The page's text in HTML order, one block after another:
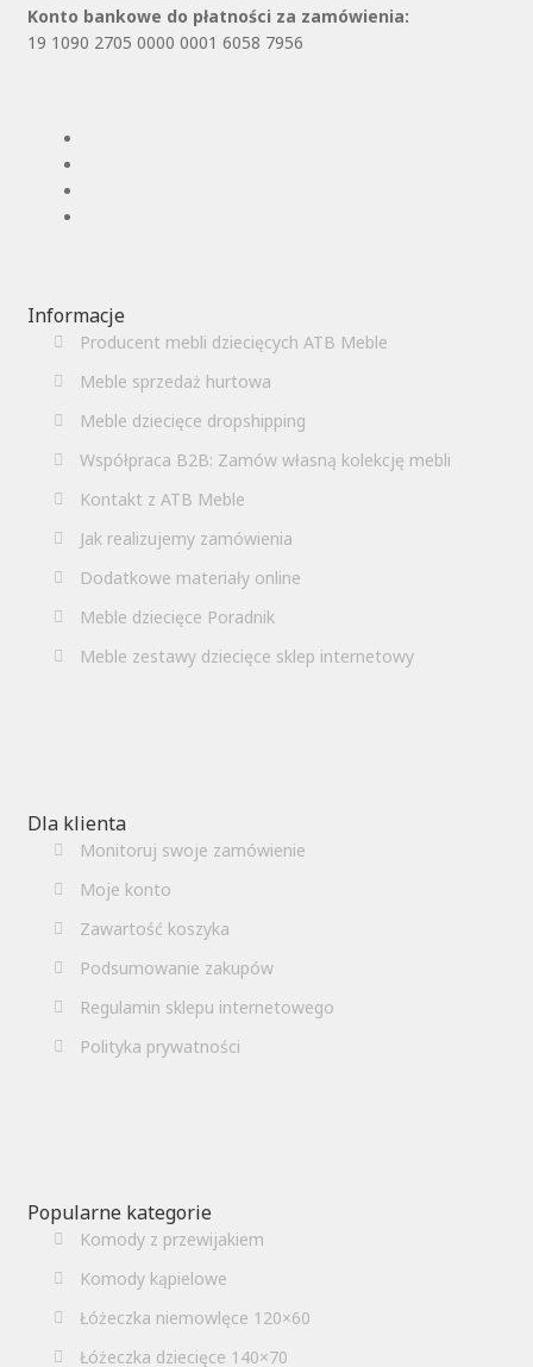
Konto bankowe do płatności za zamówienia:
19 1090 2705 0000 0001 6058 7956
Informacje
Producent mebli dziecięcych ATB Meble
Meble sprzedaż hurtowa
Meble dziecięce dropshipping
Współpraca B2B: Zamów własną kolekcję mebli
Kontakt z ATB Meble
Jak realizujemy zamówienia
Dodatkowe materiały online
Meble dziecięce Poradnik
Meble zestawy dziecięce sklep internetowy
Dla klienta
Monitoruj swoje zamówienie
Moje konto
Zawartość koszyka
Podsumowanie zakupów
Regulamin sklepu internetowego
Polityka prywatności
Popularne kategorie
Komody z przewijakiem
Komody kąpielowe
Łóżeczka niemowlęce 120×60
Łóżeczka dziecięce 140×70